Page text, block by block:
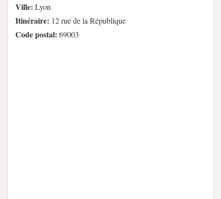
Ville: Lyon
Itinéraire: 12 rue de la République
Code postal: 69003